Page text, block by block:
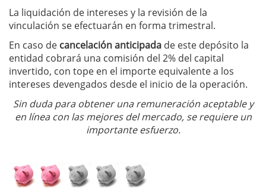
La liquidación de intereses y la revisión de la
vinculación se efectuarán en forma trimestral.
En caso de cancelación anticipada de este depósito la
entidad cobrará una comisión del 2% del capital
invertido, con tope en el importe equivalente a los
intereses devengados desde el inicio de la operación.
Sin duda para obtener una remuneración aceptable y
en línea con las mejores del mercado, se requiere un
importante esfuerzo.